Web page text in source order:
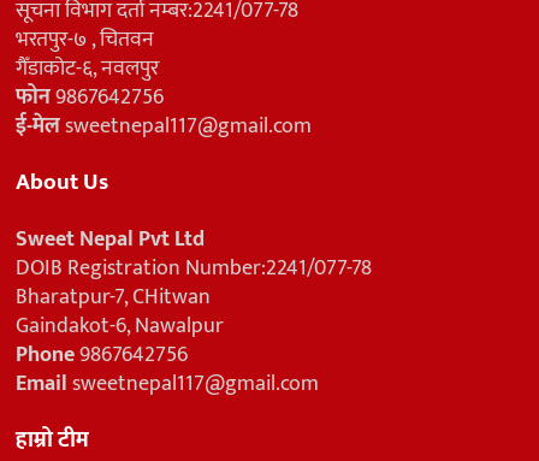
सूचना विभाग दर्ता नम्बर:2241/077-78
भरतपुर-७ , चितवन
गैँडाकोट-६, नवलपुर
फोन9867642756
ई-मेलsweetnepal117@gmail.com
About Us
Sweet Nepal Pvt Ltd
DOIB Registration Number:2241/077-78
Bharatpur-7, CHitwan
Gaindakot-6, Nawalpur
Phone9867642756
Emailsweetnepal117@gmail.com
हाम्रो टीम